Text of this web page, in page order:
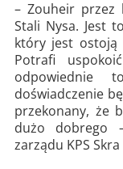
– Zouheir przez
Stali Nysa. Jest
który jest ostoją
Potrafi
odpowiednie
doświadczenie
przekonany, że
dużo dobrego
zarządu KPS Skra